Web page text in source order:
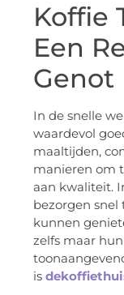
Koffie
Een
Genot
In de snelle
waardevol
maaltijden,
manieren om
aan kwaliteit.
bezorgen
kunnen
zelfs maar
is